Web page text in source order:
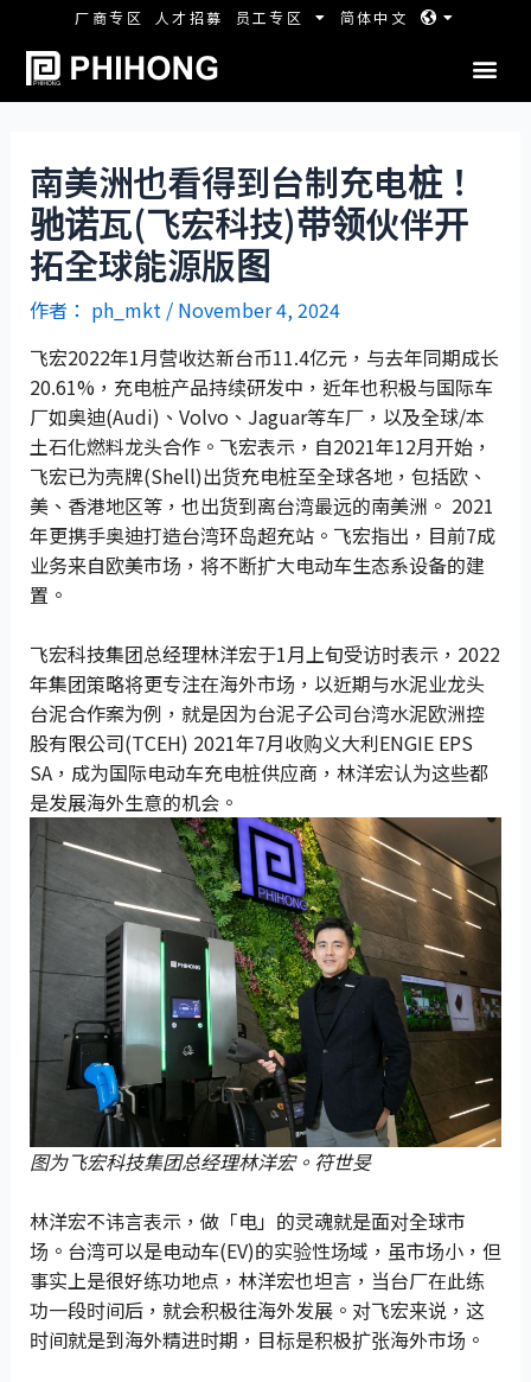
厂商专区 人才招募 员工专区 简体中文
南美洲也看得到台制充电桩！
驰诺瓦(飞宏科技)带领伙伴开
拓全球能源版图
作者： ph_mkt / November 4, 2024
飞宏2022年1月营收达新台币11.4亿元，与去年同期成长
20.61%，充电桩产品持续研发中，近年也积极与国际车
厂如奥迪(Audi)、Volvo、Jaguar等车厂，以及全球/本
土石化燃料龙头合作。飞宏表示，自2021年12月开始，
飞宏已为壳牌(Shell)出货充电桩至全球各地，包括欧、
美、香港地区等，也出货到离台湾最远的南美洲。 2021
年更携手奥迪打造台湾环岛超充站。飞宏指出，目前7成
业务来自欧美市场，将不断扩大电动车生态系设备的建
置。
飞宏科技集团总经理林洋宏于1月上旬受访时表示，2022
年集团策略将更专注在海外市场，以近期与水泥业龙头
台泥合作案为例，就是因为台泥子公司台湾水泥欧洲控
股有限公司(TCEH) 2021年7月收购义大利ENGIE EPS
SA，成为国际电动车充电桩供应商，林洋宏认为这些都
是发展海外生意的机会。
图为飞宏科技集团总经理林洋宏。符世旻
林洋宏不讳言表示，做「电」的灵魂就是面对全球市
场。台湾可以是电动车(EV)的实验性场域，虽市场小，但
事实上是很好练功地点，林洋宏也坦言，当台厂在此练
功一段时间后，就会积极往海外发展。对飞宏来说，这
时间就是到海外精进时期，目标是积极扩张海外市场。